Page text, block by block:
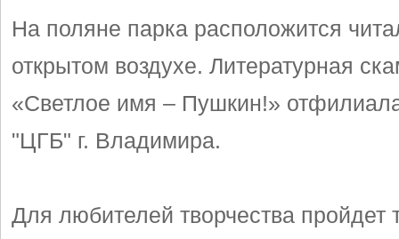
На поляне парка расположится
открытом воздухе. Литературная
«Светлое имя – Пушкин!»
"ЦГБ" г. Владимира.
Для любителей творчества пройдет